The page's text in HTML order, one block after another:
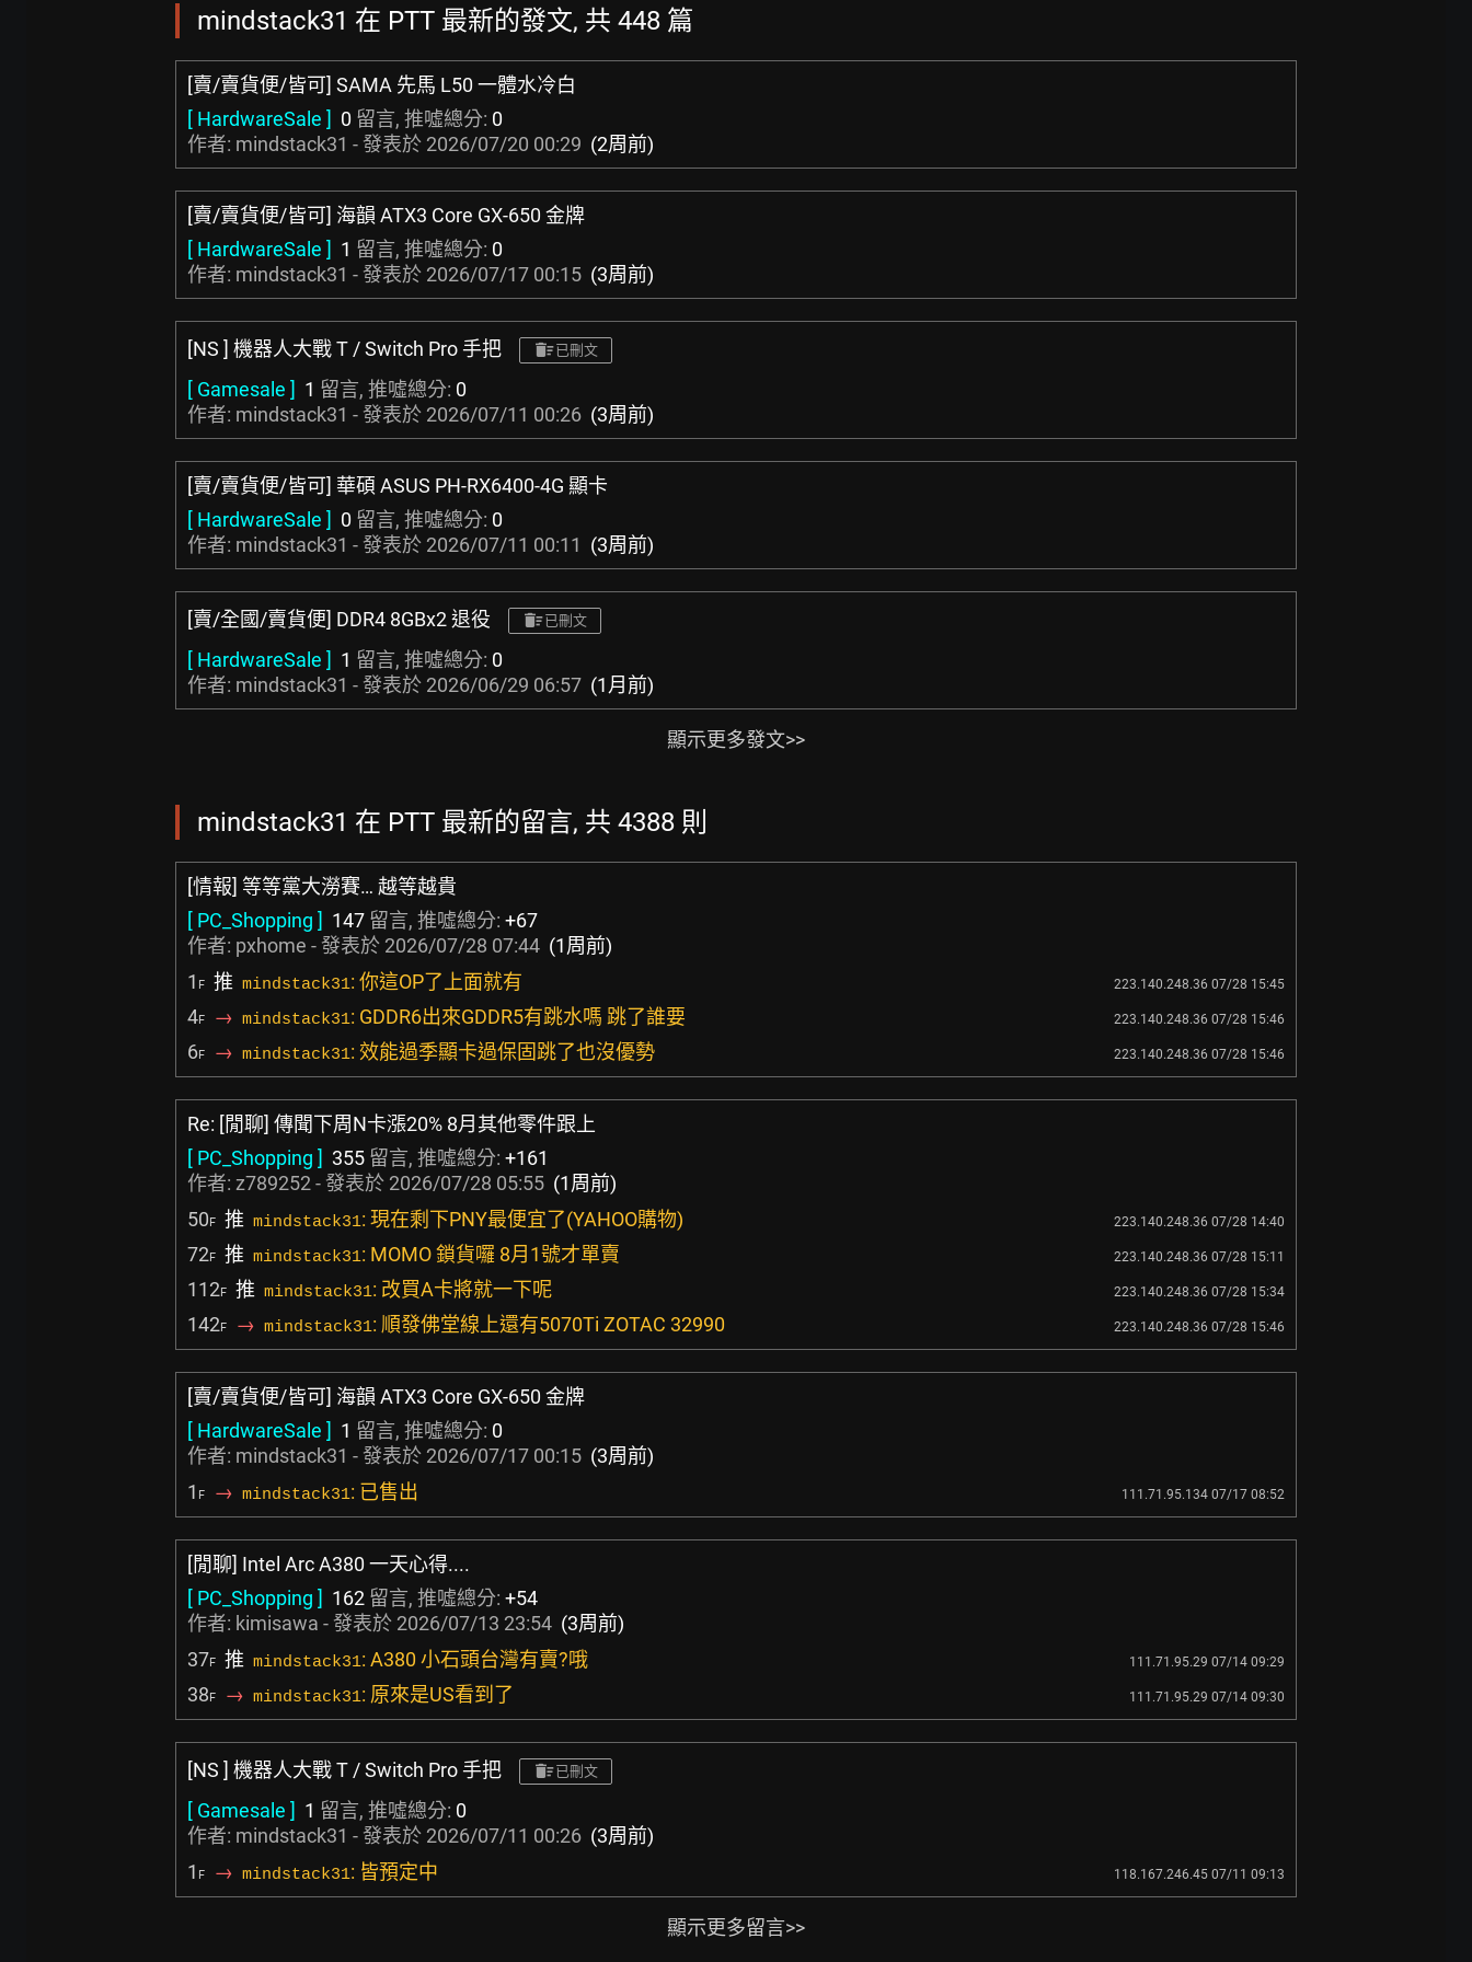
mindstack31 在 PTT 最新的發文, 共 448 篇
[賣/賣貨便/皆可] SAMA 先馬 L50 一體水冷白
[ HardwareSale ] 0 留言, 推噓總分: 0
作者: mindstack31 - 發表於 2026/07/20 00:29 (2周前)
[賣/賣貨便/皆可] 海韻 ATX3 Core GX-650 金牌
[ HardwareSale ] 1 留言, 推噓總分: 0
作者: mindstack31 - 發表於 2026/07/17 00:15 (3周前)
[NS ] 機器人大戰 T / Switch Pro 手把 已刪文
[ Gamesale ] 1 留言, 推噓總分: 0
作者: mindstack31 - 發表於 2026/07/11 00:26 (3周前)
[賣/賣貨便/皆可] 華碩 ASUS PH-RX6400-4G 顯卡
[ HardwareSale ] 0 留言, 推噓總分: 0
作者: mindstack31 - 發表於 2026/07/11 00:11 (3周前)
[賣/全國/賣貨便] DDR4 8GBx2 退役 已刪文
[ HardwareSale ] 1 留言, 推噓總分: 0
作者: mindstack31 - 發表於 2026/06/29 06:57 (1月前)
顯示更多發文>>
mindstack31 在 PTT 最新的留言, 共 4388 則
[情報] 等等黨大澇賽… 越等越貴
[ PC_Shopping ] 147 留言, 推噓總分: +67
作者: pxhome - 發表於 2026/07/28 07:44 (1周前)
1 F 推 mindstack31: 你這OP了上面就有 223.140.248.36 07/28 15:45
4F → mindstack31: GDDR6出來GDDR5有跳水嗎 跳了誰要 223.140.248.36 07/28 15:46
6F → mindstack31: 效能過季顯卡過保固跳了也沒優勢 223.140.248.36 07/28 15:46
Re: [閒聊] 傳聞下周N卡漲20% 8月其他零件跟上
[ PC_Shopping ] 355 留言, 推噓總分: +161
作者: z789252 - 發表於 2026/07/28 05:55 (1周前)
50F 推 mindstack31: 現在剩下PNY最便宜了(YAHOO購物) 223.140.248.36 07/28 14:40
72F 推 mindstack31: MOMO 鎖貨囉 8月1號才單賣 223.140.248.36 07/28 15:11
112F 推 mindstack31: 改買A卡將就一下呢 223.140.248.36 07/28 15:34
142F → mindstack31: 順發佛堂線上還有5070Ti ZOTAC 32990 223.140.248.36 07/28 15:46
[賣/賣貨便/皆可] 海韻 ATX3 Core GX-650 金牌
[ HardwareSale ] 1 留言, 推噓總分: 0
作者: mindstack31 - 發表於 2026/07/17 00:15 (3周前)
1 F → mindstack31: 已售出 111.71.95.134 07/17 08:52
[閒聊] Intel Arc A380 一天心得....
[ PC_Shopping ] 162 留言, 推噓總分: +54
作者: kimisawa - 發表於 2026/07/13 23:54 (3周前)
37F 推 mindstack31: A380 小石頭台灣有賣?哦 111.71.95.29 07/14 09:29
38F → mindstack31: 原來是US看到了 111.71.95.29 07/14 09:30
[NS ] 機器人大戰 T / Switch Pro 手把 已刪文
[ Gamesale ] 1 留言, 推噓總分: 0
作者: mindstack31 - 發表於 2026/07/11 00:26 (3周前)
1 F → mindstack31: 皆預定中 118.167.246.45 07/11 09:13
顯示更多留言>>